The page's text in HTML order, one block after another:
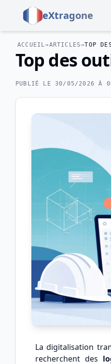
eXtragone
ACCUEIL→ARTICLES→TOP
Top des
PUBLIÉ LE 30/05/2026 À
La digitalisation
recherchent des